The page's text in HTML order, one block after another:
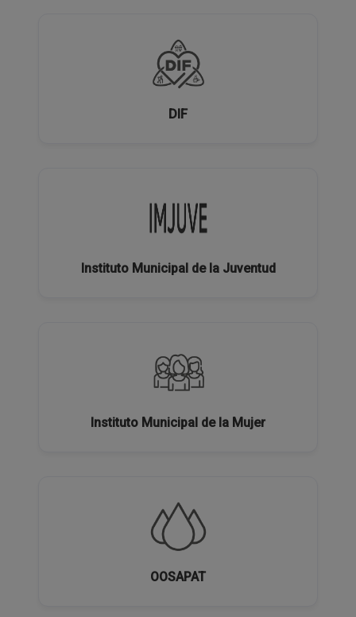
DIF
Instituto Municipal de la Juventud
Instituto Municipal de la Mujer
OOSAPAT